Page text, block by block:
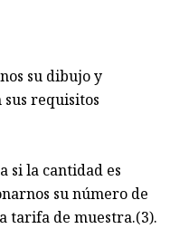
su dibujo y
requisitos
si la cantidad es
su número de
tarifa de muestra.(3).